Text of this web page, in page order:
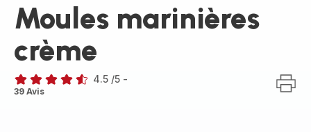
Moules marinières
crème
ratings.4.5
4.5 /5 -
39 Avis